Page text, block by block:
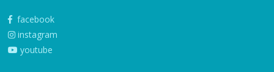
facebook
instagram
youtube